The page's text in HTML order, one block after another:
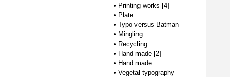
• Printing works [4]
• Plate
• Typo versus Batman
• Mingling
• Recycling
• Hand made [2]
• Hand made
• Vegetal typography